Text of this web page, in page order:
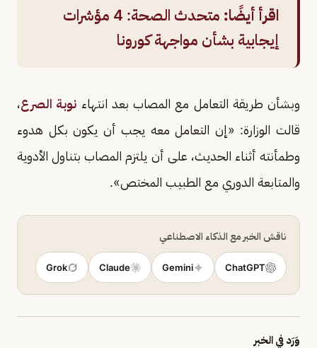
اقرأ أيضًا:
متحدث الصحة: 4 مؤشرات
إيجابية بشأن مواجهة كورونا
وبشأن طريقة التعامل مع المصاب بعد انتهاء نوبة الصرع،
قالت الوزارة: «إن التعامل معه يجب أن يكون بكل هدوء
وطمأنته أثناء الحديث، على أن يلتزم المصاب بتناول الأدوية
والمتابعة الدوري مع الطبيب المختص».
ناقش الخبر مع الذكاء الاصطناعي
ChatGPT
Gemini
Claude
Grok
وَرَد في الخبر